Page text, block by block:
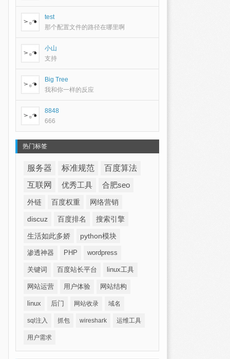
test
那个配置文件的路径在哪里啊
小山
支持
Big Tree
我和你一样的反应
8848
666
热门标签
服务器 标准规范
百度算法
互联网
优秀工具 合肥seo
外链 百度权重 网络营销
discuz 百度排名 搜索引擎
生活如此多娇 python模块
渗透神器 PHP wordpress
关键词 百度站长平台 linux工具
网站运营 用户体验 网站结构
linux 后门 网站收录 域名
sql注入 抓包 wireshark 运维工具
用户需求